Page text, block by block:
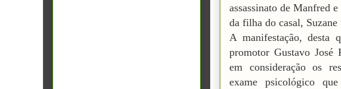
assassinato de Manfred
da filha do casal,
A manifestação, desta
promotor Gustavo José
em consideração os
exame psicológico